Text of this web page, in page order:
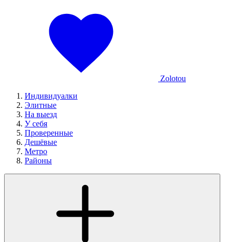
Zolotou
Индивидуалки
Элитные
На выезд
У себя
Проверенные
Дешёвые
Метро
Районы